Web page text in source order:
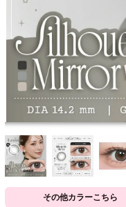
その他カラーこちら